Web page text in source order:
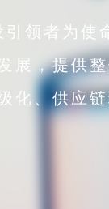
领者为
展，提供
化、供应